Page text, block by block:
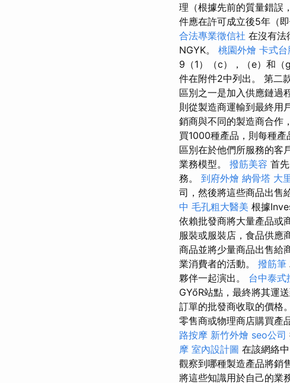
理（根據先前的質量錯誤
件應在許可成立後5年（
合法專業徵信社 在沒有法
NGYK。 桃園外燴 卡式台
9（1）（c），（e）和（
件在附件2中列出。 第二
區別之一是加入供應鏈過
則從製造商運輸到最終用
銷商與不同的製造商合作
買1000種產品，則每種產
區別在於他們所服務的客
業務模型。 撥筋美容 首
務。 到府外燴 納骨塔 大
司，然後將這些商品出售
中 毛孔粗大醫美 根據
依賴批發商將大量產品或
服裝或服裝店，食品供應
商品並將少量商品出售給
業消費者的活動。 撥筋筆
夥伴一起演出。 台中泰式
GYőR站點，最終將其運
訂單的批發商收取的價格
零售商或物理商店購買產
路按摩 新竹外燴 seo公司
摩 室內設計圖 在該網絡
觀察到哪種製造產品將銷
將這些知識用於自己的業